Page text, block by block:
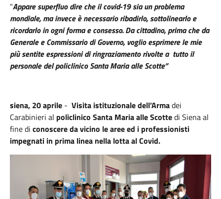
"Appare superfluo dire che il covid-19 sia un problema
mondiale, ma invece è necessario ribadirlo, sottolinearlo e
ricordarlo in ogni forma e consesso. Da cittadino, prima che da
Generale e Commissario di Governo, voglio esprimere le mie
più sentite espressioni di ringraziamento rivolte a tutto il
personale del policlinico Santa Maria alle Scotte”
siena, 20 aprile - Visita istituzionale dell’Armadei
Carabinieri al policlinico Santa Maria alle Scottedi Siena al
fine di conoscere da vicino le aree ed i professionisti
impegnati in prima linea nella lotta al Covid.